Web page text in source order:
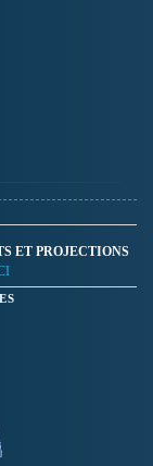
ET PROJECTIONS